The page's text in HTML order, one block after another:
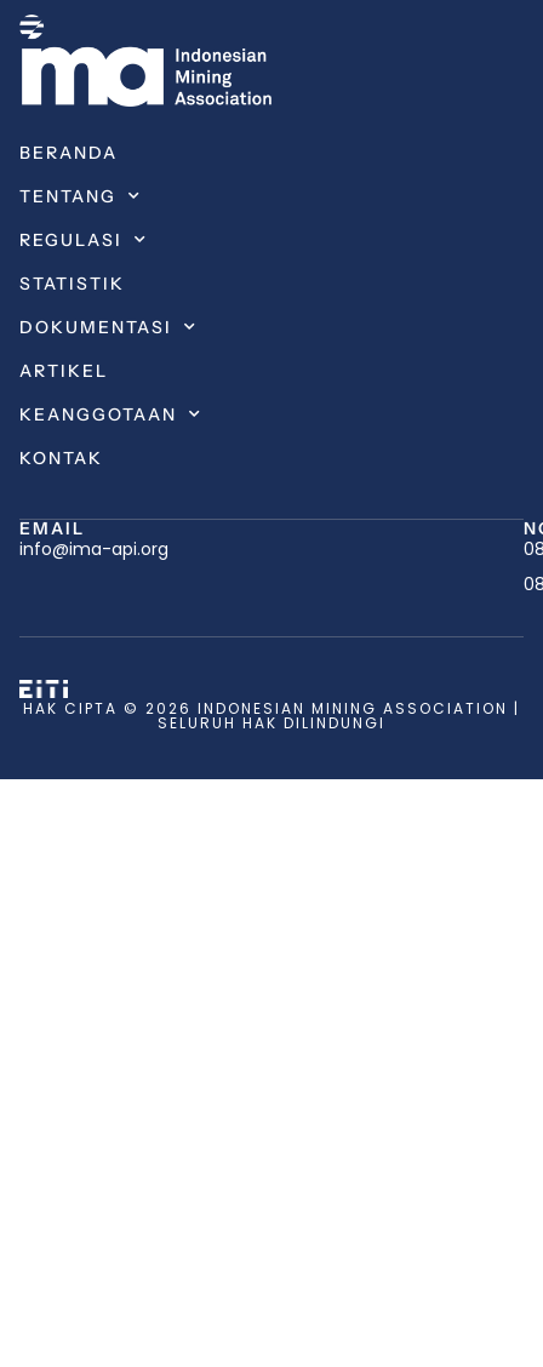
BERANDA
TENTANG
REGULASI
STATISTIK
DOKUMENTASI
ARTIKEL
KEANGGOTAAN
KONTAK
EMAIL
info@ima-api.org
HAK CIPTA © 2026 INDONESIAN MINING ASSOCIATION |
SELURUH HAK DILINDUNGI